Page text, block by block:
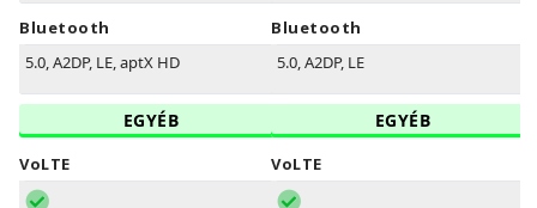
Bluetooth
5.0, A2DP, LE, aptX HD
EGYÉB
VoLTE
Bluetooth
5.0, A2DP, LE
EGYÉB
VoLTE